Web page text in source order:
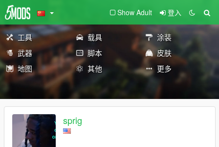
Show Adult 登入
工具 载具
涂装
武器
脚本
皮肤
地图
其他 更多
sprig